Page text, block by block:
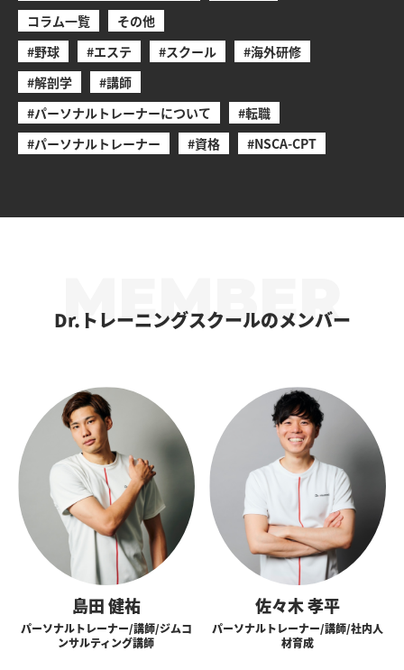
コラム一覧
その他
#野球
#エステ #スクール
#海外研修
#解剖学
#講師
#パーソナルトレーナーについて
#転職
#パーソナルトレーナー
#資格 #NSCA-CPT
Dr.トレーニングスクールのメンバー
島田 健祐
パーソナルトレーナー/講師/ジムコ
ンサルティング講師
佐々木 孝平
パーソナルトレーナー/講師/社内人
材育成